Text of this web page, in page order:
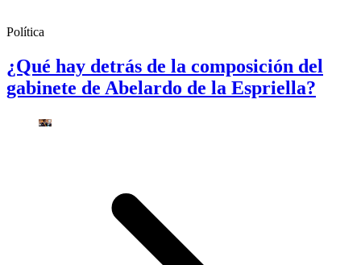
Política
¿Qué hay detrás de la composición del
gabinete de Abelardo de la Espriella?